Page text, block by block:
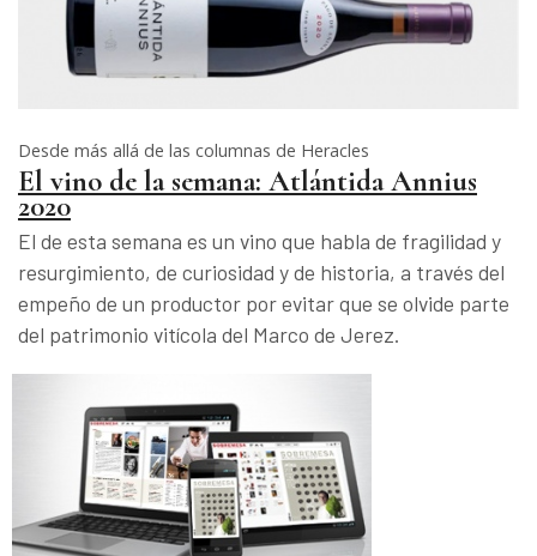
Desde más allá de las columnas de Heracles
El vino de la semana: Atlántida Annius
2020
El de esta semana es un vino que habla de fragilidad y
resurgimiento, de curiosidad y de historia, a través del
empeño de un productor por evitar que se olvide parte
del patrimonio vitícola del Marco de Jerez.